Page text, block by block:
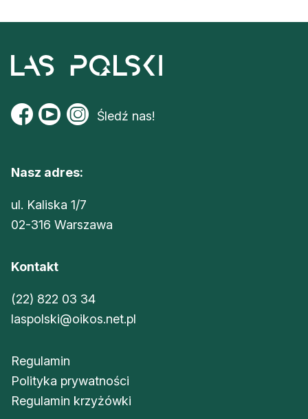
Śledź nas!
Nasz adres:
ul. Kaliska 1/7
02-316 Warszawa
Kontakt
(22) 822 03 34
laspolski@oikos.net.pl
Regulamin
Polityka prywatności
Regulamin krzyżówki